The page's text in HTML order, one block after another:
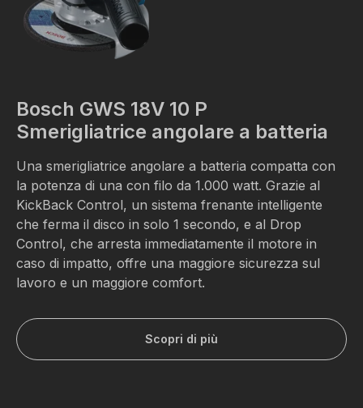
Bosch GWS 18V 10 P
Smerigliatrice angolare a batteria
Una smerigliatrice angolare a batteria compatta con
la potenza di una con filo da 1.000 watt. Grazie al
KickBack Control, un sistema frenante intelligente
che ferma il disco in solo 1 secondo, e al Drop
Control, che arresta immediatamente il motore in
caso di impatto, offre una maggiore sicurezza sul
lavoro e un maggiore comfort.
Scopri di più